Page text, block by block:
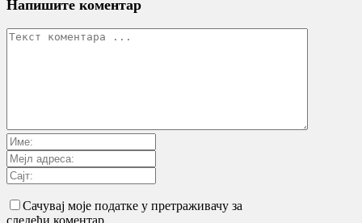
Напишите коментар
Сачувај моје податке у претраживачу за
следећи коментар.